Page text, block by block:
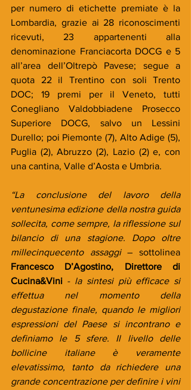
per numero di etichette premiate è la
Lombardia, grazie ai 28 riconoscimenti
ricevuti, 23 appartenenti alla
denominazione Franciacorta DOCG e 5
all’area dell’Oltrepò Pavese; segue a
quota 22 il Trentino con soli Trento
DOC; 19 premi per il Veneto, tutti
Conegliano Valdobbiadene Prosecco
Superiore DOCG, salvo un Lessini
Durello; poi Piemonte (7), Alto Adige (5),
Puglia (2), Abruzzo (2), Lazio (2) e, con
una cantina, Valle d’Aosta e Umbria.
“La conclusione del lavoro della
ventunesima edizione della nostra guida
sollecita, come sempre, la riflessione sul
bilancio di una stagione. Dopo oltre
millecinquecento assaggi
Francesco D’Agostino, Direttore di
Cucina&Vini - la sintesi più efficace si
effettua nel momento della
degustazione finale, quando le migliori
espressioni del Paese si incontrano e
definiamo le 5 sfere. Il livello delle
bollicine italiane è veramente
elevatissimo, tanto da richiedere una
grande concentrazione per definire i vini